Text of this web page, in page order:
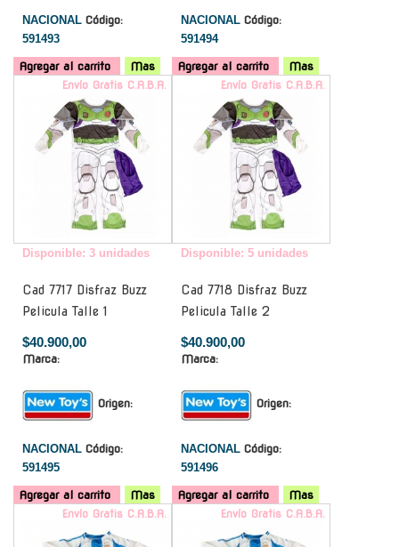
NACIONAL Código:
591493
Agregar al carrito Mas
NACIONAL Código:
591494
Agregar al carrito
Mas
Envío Gratis C.A.B.A.
Disponible: 3 unidades
Cad 7717 Disfraz Buzz
Pelicula Talle 1
$40.900,00
Marca:
Origen:
NACIONAL Código:
591495
Agregar al carrito Mas
Envío Gratis C.A.B.A.
Disponible: 5 unidades
Cad 7718 Disfraz Buzz
Pelicula Talle 2
$40.900,00
Marca:
Origen:
NACIONAL Código:
591496
Agregar al carrito
Mas
Envío Gratis C.A.B.A.
Envío Gratis C.A.B.A.